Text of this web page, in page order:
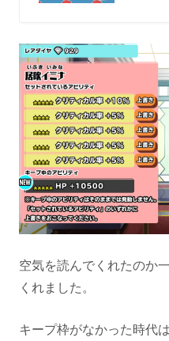
空気を読んでくれたのか
くれました。
キープ枠がなかった時代